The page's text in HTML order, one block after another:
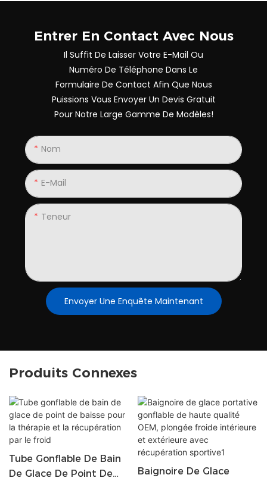
Entrer En Contact Avec Nous
Il Suffit De Laisser Votre E-Mail Ou
Numéro De Téléphone Dans Le
Formulaire De Contact Afin Que Nous
Puissions Vous Envoyer Un Devis Gratuit
Pour Notre Large Gamme De Modèles!
Nom
E-Mail
Teneur
Envoyer Une Enquête Maintenant
Produits Connexes
Tube Gonflable De Bain
De Glace De Point De
Baignoire De Glace